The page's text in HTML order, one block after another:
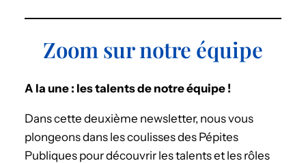
Zoom sur notre équipe
A la une : les talents de notre équipe !
Dans cette deuxième newsletter, nous vous
plongeons dans les coulisses des Pépites
Publiques pour découvrir les talents et les rôles